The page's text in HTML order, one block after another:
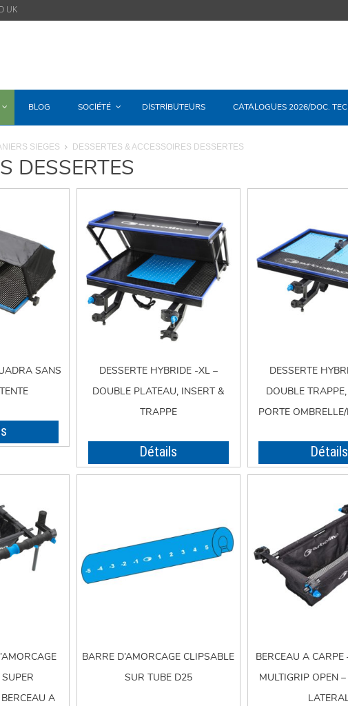
UK
BLOG SOCIÉTÉ DISTRIBUTEURS CATALOGUES 2026/DOC.
SIEGES DESSERTES & ACCESSOIRES DESSERTES
DESSERTES
SANS
DESSERTE HYBRIDE -XL –
DOUBLE PLATEAU, INSERT &
TRAPPE
Détails
DESSERTE
DOUBLE
PORTE
Détails
A
BARRE D’AMORCAGE CLIPSABLE
SUR TUBE D25
BERCEAU A CARPE
MULTIGRIP OPEN